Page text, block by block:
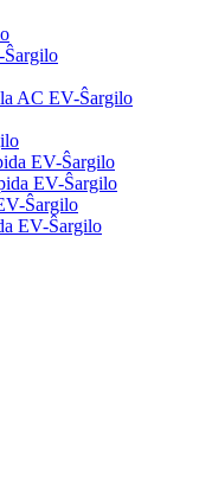
AC EV-Ŝargilo
EV-Ŝargilo
EV-Ŝargilo
Ŝargilo
EV-Ŝargilo